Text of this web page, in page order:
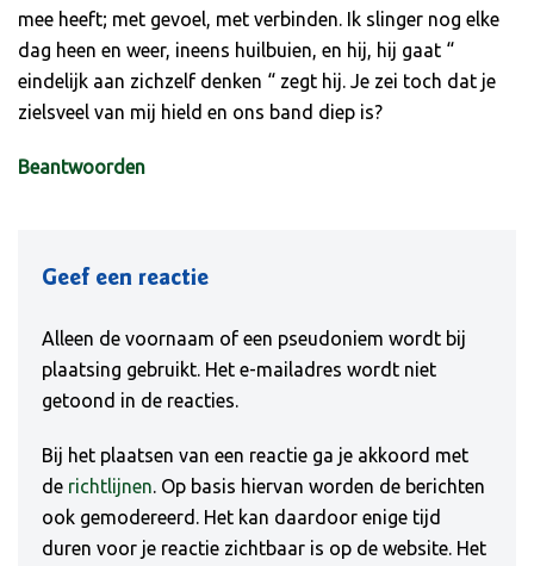
mee heeft; met gevoel, met verbinden. Ik slinger nog elke
dag heen en weer, ineens huilbuien, en hij, hij gaat “
eindelijk aan zichzelf denken “ zegt hij. Je zei toch dat je
zielsveel van mij hield en ons band diep is?
Beantwoorden
Geef een reactie
Alleen de voornaam of een pseudoniem wordt bij
plaatsing gebruikt. Het e-mailadres wordt niet
getoond in de reacties.
Bij het plaatsen van een reactie ga je akkoord met
de richtlijnen. Op basis hiervan worden de berichten
ook gemodereerd. Het kan daardoor enige tijd
duren voor je reactie zichtbaar is op de website. Het